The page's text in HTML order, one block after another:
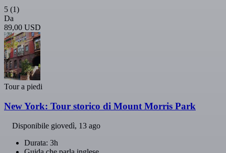
5 (1)
Da
89,00 USD
Tour a piedi
New York: Tour storico di Mount Morris Park
Disponibile giovedì, 13 ago
Durata: 3h